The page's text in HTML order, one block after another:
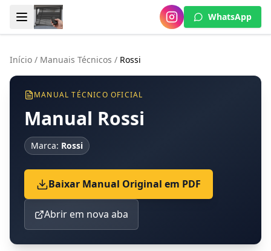
WhatsApp
Início / Manuais Técnicos / Rossi
MANUAL TÉCNICO OFICIAL
Manual Rossi
Marca: Rossi
Baixar Manual Original em PDF
Abrir em nova aba